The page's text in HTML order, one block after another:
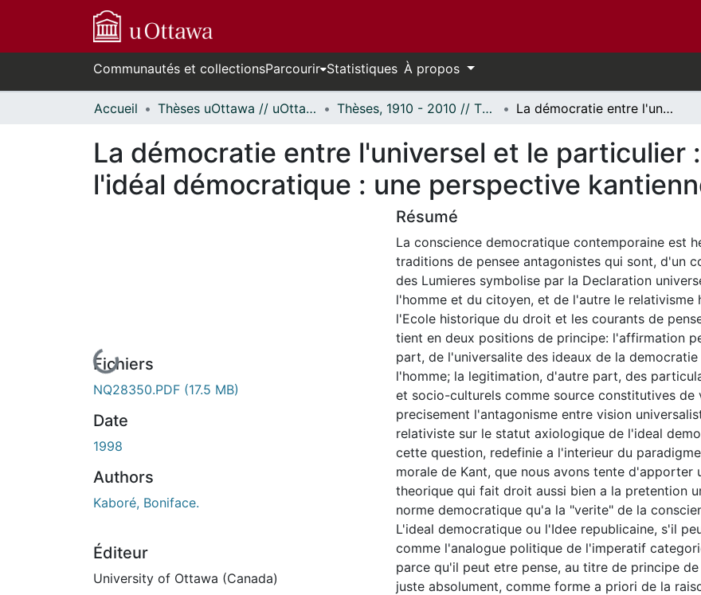
Communautés et collectionsParcourir Statistiques À propos
Accueil Thèses uOttawa // uOttawa Theses Thèses, 1910 - 2010 // Theses, 1910 - 2010 La démocratie entre l'universel et le particulier : essai sur le statut de l'idéal démocratique : une perspective kantienne.
La démocratie entre l'universel et le particulier
l'idéal démocratique : une perspective
En cours de chargement...
Fichiers
NQ28350.PDF (17.5 MB)
Date
1998
Authors
Kaboré, Boniface.
Éditeur
University of Ottawa (Canada)
Résumé
La conscience democratique contemporaine est
traditions de pensee antagonistes qui sont, d'un
des Lumieres symbolise par la Declaration
l'homme et du citoyen, et de l'autre le relativisme
l'Ecole historique du droit et les courants de
tient en deux positions de principe: l'affirmation
part, de l'universalite des ideaux de la
l'homme; la legitimation, d'autre part, des
et socio-culturels comme source constitutives de
precisement l'antagonisme entre vision
relativiste sur le statut axiologique de l'ideal
cette question, redefinie a l'interieur du
morale de Kant, que nous avons tente d'apporter
theorique qui fait droit aussi bien a la pretention
norme democratique qu'a la "verite" de la
L'ideal democratique ou l'Idee republicaine, s'il
comme l'analogue politique de l'imperatif
parce qu'il peut etre pense, au titre de principe
juste absolument, comme forme a priori de la